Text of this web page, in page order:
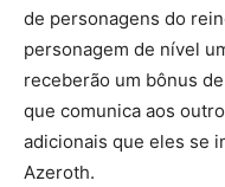
de personagens do
personagem de nível
receberão um bônus
que comunica aos
adicionais que eles se
Azeroth.